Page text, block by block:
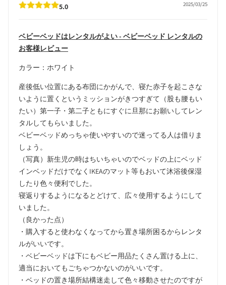
5.0 2025/03/25
ベビーベッドはレンタルがよい - ベビーベッド レンタルの
お客様レビュー
カラー：ホワイト
産後低い位置にある布団にかがんで、寝た赤子を起こさな
いように置くというミッションがきつすぎて（股も腰もい
たい）第一子・第二子ともにすぐに旦那にお願いしてレン
タルしてもらいました。
ベビーベッドめっちゃ使いやすいので迷ってる人は借りま
しょう。
（写真）新生児の時はちいちゃいのでベッドの上にベッド
インベッドだけでなくIKEAのマット等もおいて沐浴後保湿
したり色々便利でした。
寝返りするようになるとどけて、広々使用するようにして
いました。
（良かった点）
・購入すると使わなくなってから置き場所困るからレンタ
ルがいいです。
・ベビーベッドは下にもベビー用品たくさん置ける上に、
適当においてもごちゃつかないのがいいです。
・ベッドの置き場所結構迷走して色々移動させたのですが